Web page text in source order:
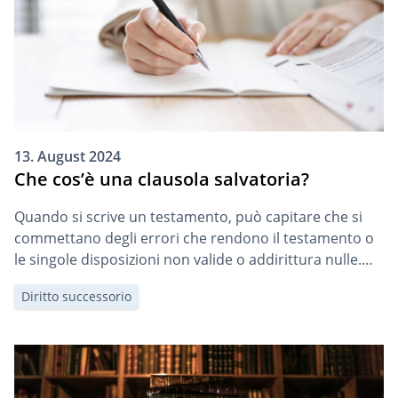
13. August 2024
Che cos’è una clausola salvatoria?
Quando si scrive un testamento, può capitare che si
commettano degli errori che rendono il testamento o
le singole disposizioni non valide o addirittura nulle.
L’uso di una cosiddetta clausola salvatoria può fornire
un rimedio.
Diritto successorio